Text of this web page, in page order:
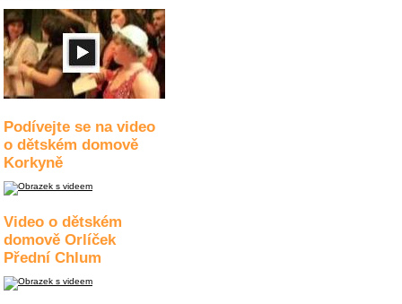
Podívejte se na video
o dětském domově
Korkyně
Video o dětském
domově Orlíček
Přední Chlum